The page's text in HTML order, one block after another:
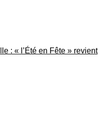
: « l’Été en Fête » revient